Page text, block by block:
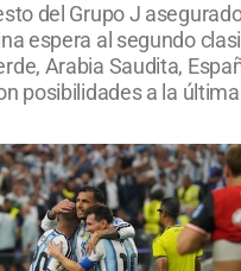
del Grupo J
espera al segundo
Arabia Saudita,
posibilidades a la